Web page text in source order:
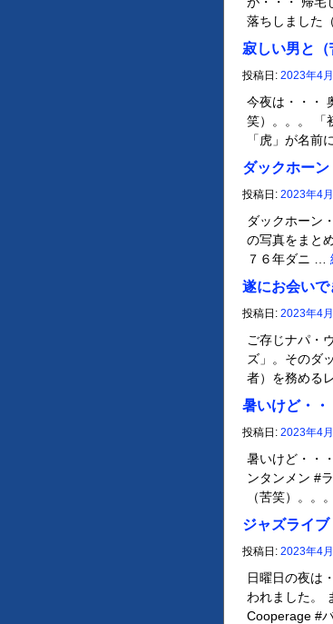
落ちしました
寂しい男と（
投稿日: 2023年4
今夜は・・・
笑）。。。 「
「虎」が名
ダックホーン
投稿日: 2023年4
ダックホーン
の写真をまと
７６年ダニ …
遂にお会いで
投稿日: 2023年4
ご存じナパ・
ズ」。そのダ
者）を務める
暑いけど・・
投稿日: 2023年4
暑いけど・・
ンタンメン #
（苦笑）。。
ジャズライ
投稿日: 2023年4
日曜日の夜は
われました。
Cooperage #